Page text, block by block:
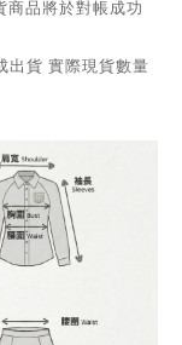
商品將於對帳成功
出貨 實際現貨數量